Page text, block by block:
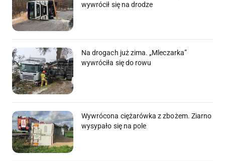
wywrócił się na drodze
Na drogach już zima. „Mleczarka”
wywróciła się do rowu
Wywrócona ciężarówka z zbożem. Ziarno
wysypało się na pole